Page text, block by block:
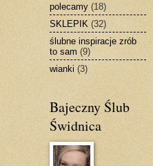
polecamy (18)
SKLEPIK (32)
ślubne inspiracje zrób
to sam (9)
wianki (3)
Bajeczny Ślub
Świdnica